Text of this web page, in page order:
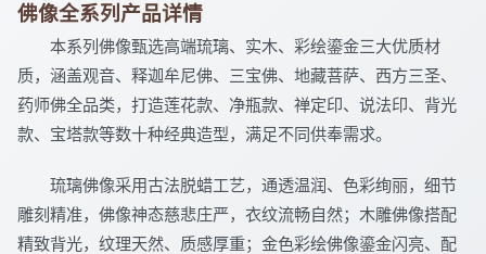
佛像全系列产品详情
本系列佛像甄选高端琉璃、实木、彩绘鎏金三大优质材
质，涵盖观音、释迦牟尼佛、三宝佛、地藏菩萨、西方三圣、
药师佛全品类，打造莲花款、净瓶款、禅定印、说法印、背光
款、宝塔款等数十种经典造型，满足不同供奉需求。
琉璃佛像采用古法脱蜡工艺，通透温润、色彩绚丽，细节
雕刻精准，佛像神态慈悲庄严，衣纹流畅自然；木雕佛像搭配
精致背光，纹理天然、质感厚重；金色彩绘佛像鎏金闪亮、配